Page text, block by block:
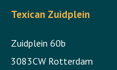
Texican Zuidplein
Zuidplein 60b
3083CW Rotterdam